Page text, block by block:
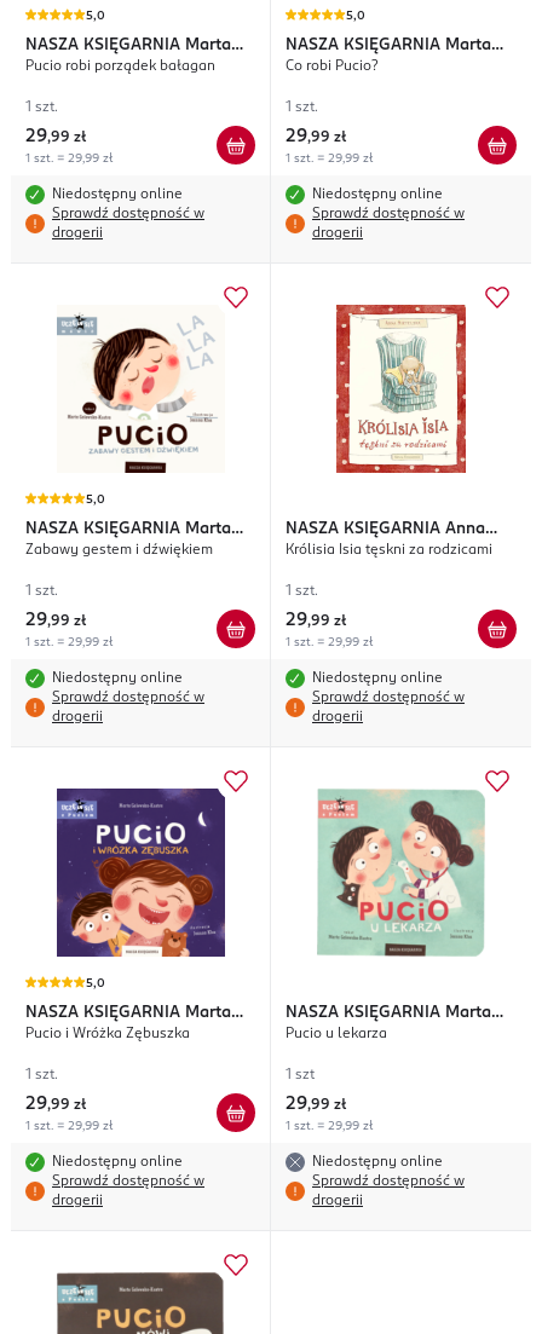
5,0
NASZA KSIĘGARNIA Marta
Galewska-Kustra
Pucio robi porządek bałagan
1 szt.
29,99 zł
1 szt. = 29,99 zł
Niedostępny online
Sprawdź dostępność w
drogerii
5,0
NASZA KSIĘGARNIA Marta
Galewska-Kustra
Co robi Pucio?
1 szt.
29,99 zł
1 szt. = 29,99 zł
Niedostępny online
Sprawdź dostępność w
drogerii
5,0
NASZA KSIĘGARNIA Marta
Galewska-Kustra
Zabawy gestem i dźwiękiem
1 szt.
29,99 zł
1 szt. = 29,99 zł
Niedostępny online
Sprawdź dostępność w
drogerii
NASZA KSIĘGARNIA Anna
Mietelska
Królisia Isia tęskni za rodzicami
1 szt.
29,99 zł
1 szt. = 29,99 zł
Niedostępny online
Sprawdź dostępność w
drogerii
5,0
NASZA KSIĘGARNIA Marta
Galewska-Kustra
Pucio i Wróżka Zębuszka
1 szt.
29,99 zł
1 szt. = 29,99 zł
Niedostępny online
Sprawdź dostępność w
drogerii
NASZA KSIĘGARNIA Marta
Galewska-Kustra
Pucio u lekarza
1 szt
29,99 zł
1 szt. = 29,99 zł
Niedostępny online
Sprawdź dostępność w
drogerii